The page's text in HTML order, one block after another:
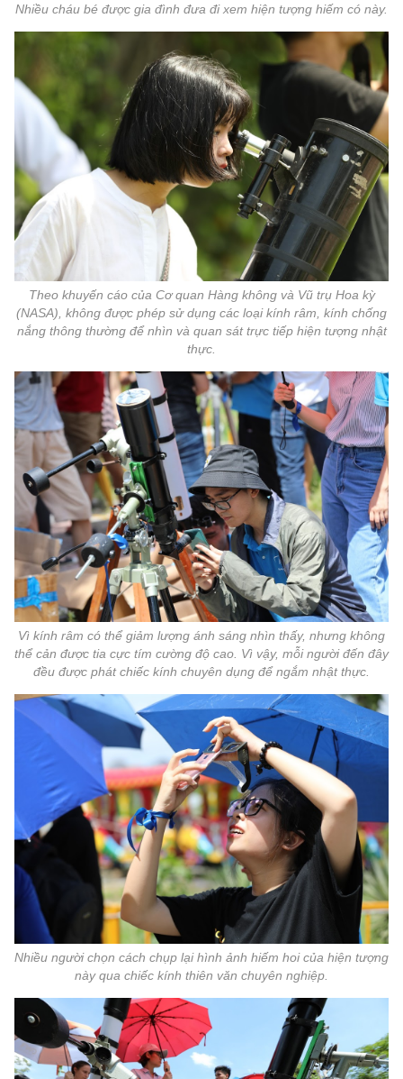
Nhiều cháu bé được gia đình đưa đi xem hiện tượng hiếm có này.
Theo khuyến cáo của Cơ quan Hàng không và Vũ trụ Hoa kỳ
(NASA), không được phép sử dụng các loại kính râm, kính chống
nắng thông thường để nhìn và quan sát trực tiếp hiện tượng nhật
thực.
Vì kính râm có thể giảm lượng ánh sáng nhìn thấy, nhưng không
thể cản được tia cực tím cường độ cao. Vì vậy, mỗi người đến đây
đều được phát chiếc kính chuyên dụng để ngắm nhật thực.
Nhiều người chọn cách chụp lại hình ảnh hiếm hoi của hiện tượng
này qua chiếc kính thiên văn chuyên nghiệp.